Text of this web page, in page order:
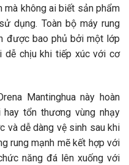
mà không ai biết sản phẩm
dụng. Toàn bộ máy rung
được bao phủ bởi một lớp
dễ chịu khi tiếp xúc với cơ
Mantinghua này hoàn
tổn thương vùng nhạy
và dễ dàng vệ sinh sau khi
rung mạnh mẽ kết hợp với
năng đá lên xuống với